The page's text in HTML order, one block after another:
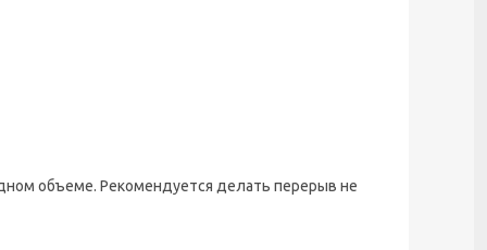
объеме. Рекомендуется делать перерыв не